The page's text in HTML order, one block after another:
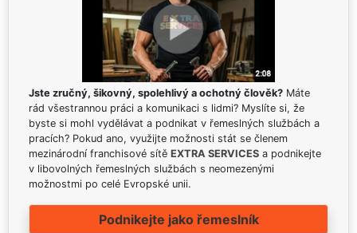
Jste zručný, šikovný, spolehlivý a ochotný člověk? Máte
rád všestrannou práci a komunikaci s lidmi? Myslíte si, že
byste si mohl vydělávat a podnikat v řemeslných službách a
pracích? Pokud ano, využijte možnosti stát se členem
mezinárodní franchisové sítě EXTRA SERVICES a podnikejte
v libovolných řemeslných službách s neomezenými
možnostmi po celé Evropské unii.
Podnikejte jako řemeslník